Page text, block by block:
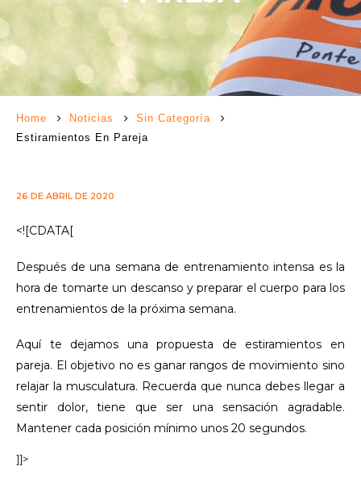
Home Noticias
Sin Categoría
Estiramientos En Pareja
26 DE ABRIL DE 2020
<![CDATA[
Después de una semana de entrenamiento intensa es la
hora de tomarte un descanso y preparar el cuerpo para los
entrenamientos de la próxima semana.
Aquí te dejamos una propuesta de estiramientos en
pareja. El objetivo no es ganar rangos de movimiento sino
relajar la musculatura. Recuerda que nunca debes llegar a
sentir dolor, tiene que ser una sensación agradable.
Mantener cada posición mínimo unos 20 segundos.
]]>